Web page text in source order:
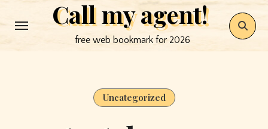
to
Call my agent!
free web bookmark for 2026
Uncategorized